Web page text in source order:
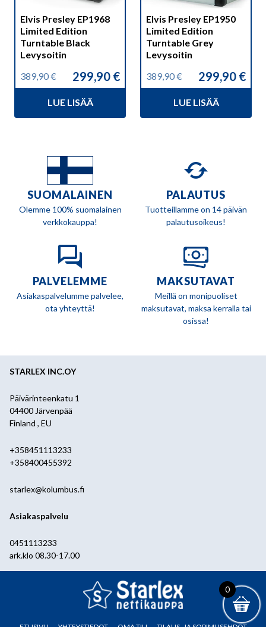
Elvis Presley EP1968
Limited Edition
Turntable Black
Levysoitin
389,90€
Alkuperäinen
389,90 €.
299,90 €
Nykyinen
299,90 €.
LUE LISÄÄ
Elvis Presley EP1950
Limited Edition
Turntable Grey
Levysoitin
389,90€
Alkuperäinen
389,90 €.
299,90 €
Nykyinen
299,90 €.
LUE LISÄÄ
SUOMALAINEN
Olemme 100% suomalainen
verkkokauppa!
PALAUTUS
Tuotteillamme on 14 päivän
palautusoikeus!
PALVELEMME
Asiakaspalvelumme palvelee,
ota yhteyttä!
MAKSUTAVAT
Meillä on monipuoliset
maksutavat, maksa kerralla tai
osissa!
STARLEX INC.OY
Päivärinteenkatu 1
04400 Järvenpää
Finland , EU
+358451113233
+358400455392
starlex@kolumbus.fi
Asiakaspalvelu
0451113233
ark.klo 08.30-17.00
0